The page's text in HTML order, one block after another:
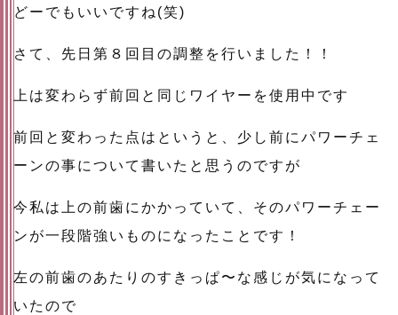
どーでもいいですね(笑)
さて、先日第８回目の調整を行いました！！
上は変わらず前回と同じワイヤーを使用中です
前回と変わった点はというと、少し前にパワーチェ
ーンの事について書いたと思うのですが
今私は上の前歯にかかっていて、そのパワーチェー
ンが一段階強いものになったことです！
左の前歯のあたりのすきっぱ〜な感じが気になって
いたので